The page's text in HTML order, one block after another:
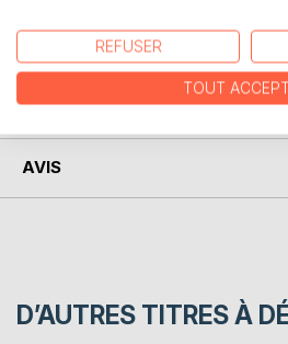
AUTEUR(S)
CRITIQUES PRESSE
AVIS
D’AUTRES TITRES À
REFUSER
TOUT